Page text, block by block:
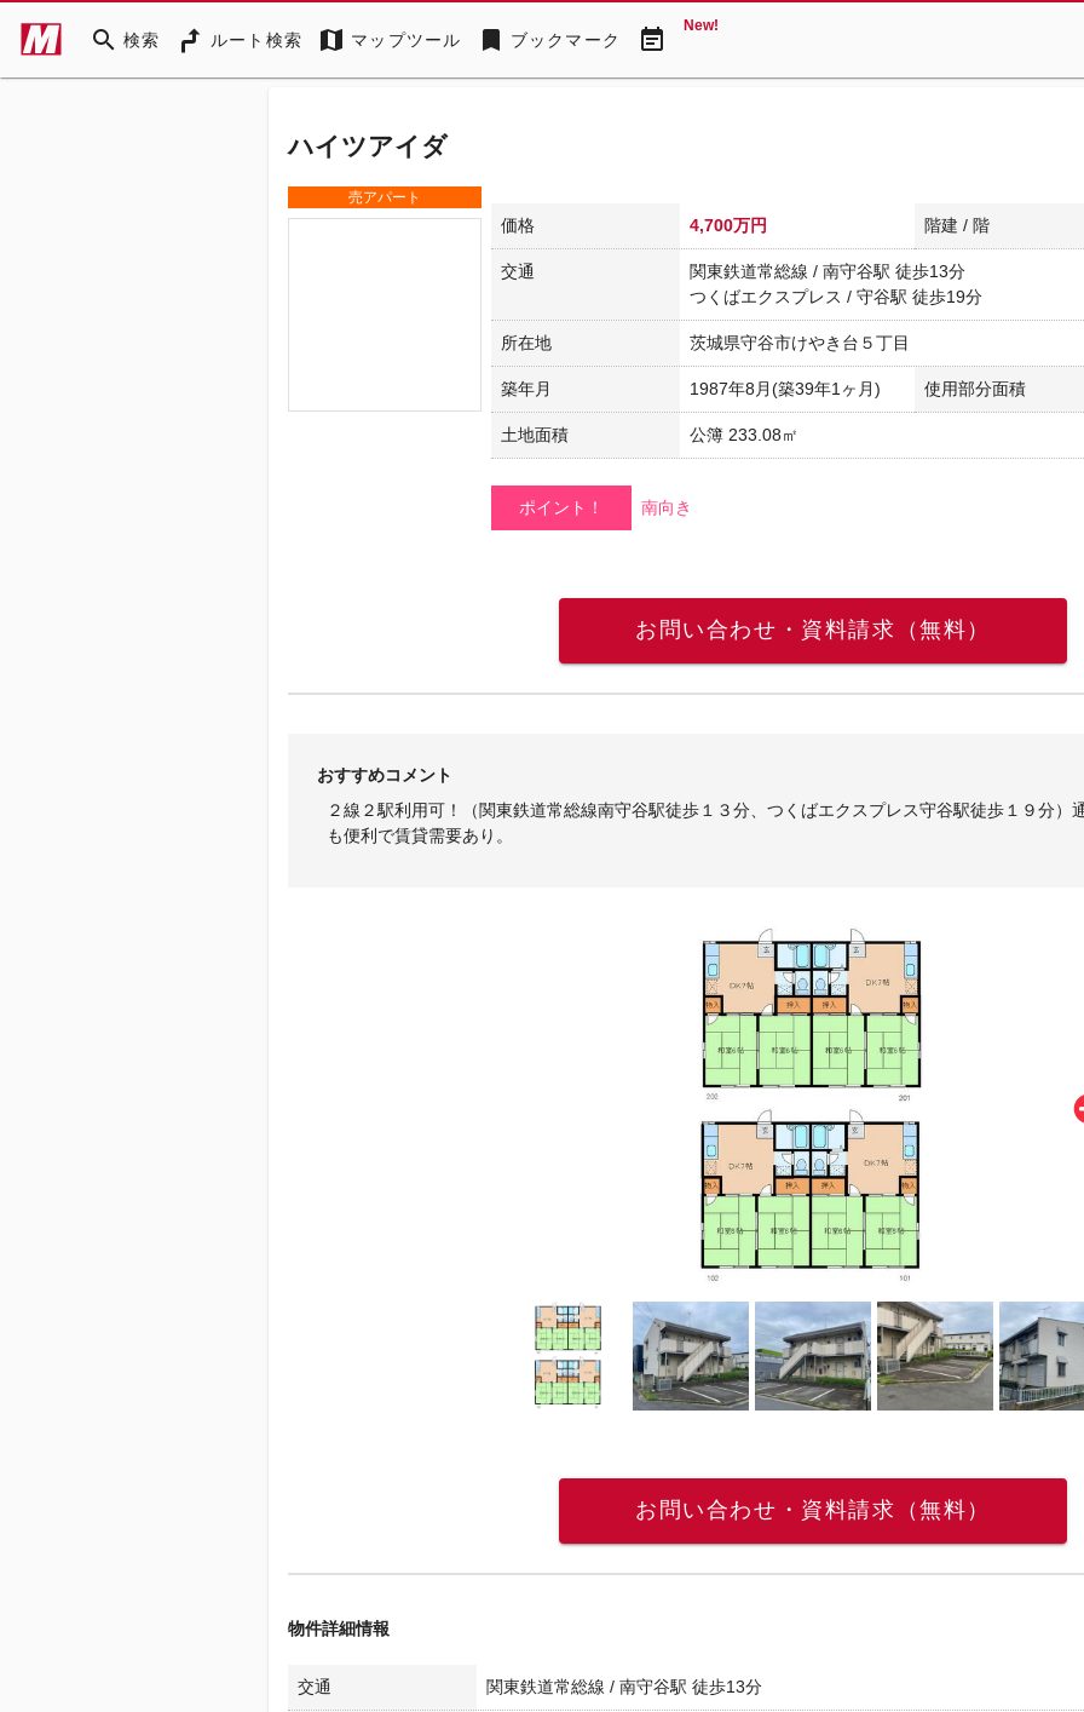
search 検索 ルート検索 map マップツール bookmark ブックマーク event_note New!
ハイツアイダ
売アパート
価格 4,700万円 階建 / 階
交通
関東鉄道常総線 / 南守谷駅 徒歩13分
つくばエクスプレス / 守谷駅 徒歩19分
所在地 茨城県守谷市けやき台５丁目
築年月 1987年8月(築39年1ヶ月) 使用部分面積
土地面積 公簿 233.08㎡
ポイント！ 南向き
お問い合わせ・資料請求（無料）
おすすめコメント
２線２駅利用可！（関東鉄道常総線南守谷駅徒歩１３分、つくばエクスプレス守谷駅徒歩１９分）
も便利で賃貸需要あり。
お問い合わせ・資料請求（無料）
物件詳細情報
交通 関東鉄道常総線 / 南守谷駅 徒歩13分